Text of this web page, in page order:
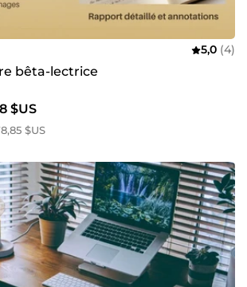
5,0 (4)
bêta-lectrice
$US
$US